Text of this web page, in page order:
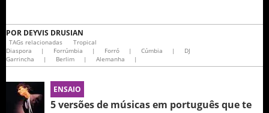
POR DEYVIS DRUSIAN
TAGs relacionadas
Tropical
Diaspora
| Forrúmbia | Forró | Cúmbia |
DJ
Garrincha
| Berlim | Alemanha |
ENSAIO
5 versões de músicas em português que te